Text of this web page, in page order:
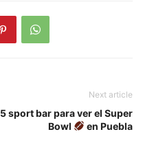
Next article
5 sport bar para ver el Super
Bowl
en Puebla